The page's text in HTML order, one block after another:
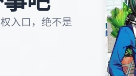
入口，绝不是